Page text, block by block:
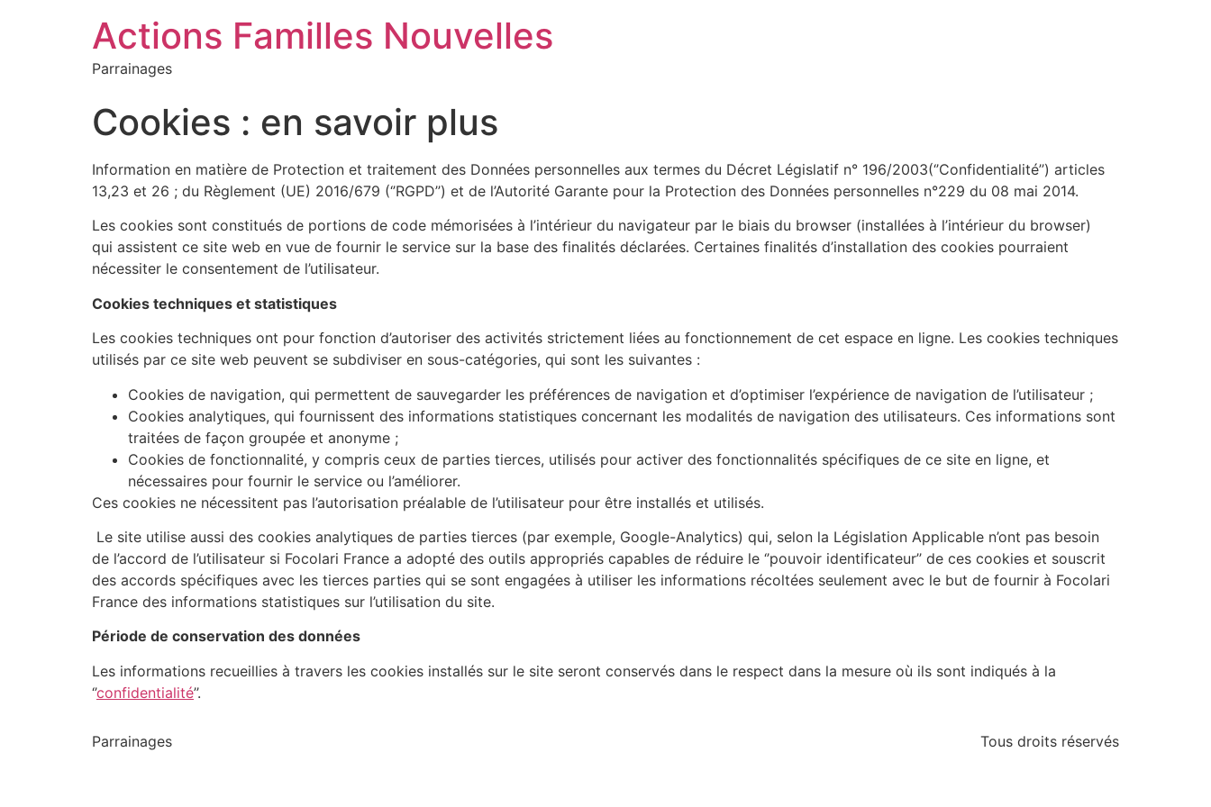
Actions Familles Nouvelles
Parrainages
Cookies : en savoir plus
Information en matière de Protection et traitement des Données personnelles aux termes du Décret Législatif n° 196/2003(‘’Confidentialité’’) articles
13,23 et 26 ; du Règlement (UE) 2016/679 (‘’RGPD’’) et de l’Autorité Garante pour la Protection des Données personnelles n°229 du 08 mai 2014.
Les cookies sont constitués de portions de code mémorisées à l’intérieur du navigateur par le biais du browser (installées à l’intérieur du browser)
qui assistent ce site web en vue de fournir le service sur la base des finalités déclarées. Certaines finalités d’installation des cookies pourraient
nécessiter le consentement de l’utilisateur.
Cookies techniques et statistiques
Les cookies techniques ont pour fonction d’autoriser des activités strictement liées au fonctionnement de cet espace en ligne. Les cookies techniques
utilisés par ce site web peuvent se subdiviser en sous-catégories, qui sont les suivantes :
Cookies de navigation, qui permettent de sauvegarder les préférences de navigation et d’optimiser l’expérience de navigation de l’utilisateur ;
Cookies analytiques, qui fournissent des informations statistiques concernant les modalités de navigation des utilisateurs. Ces informations sont
traitées de façon groupée et anonyme ;
Cookies de fonctionnalité, y compris ceux de parties tierces, utilisés pour activer des fonctionnalités spécifiques de ce site en ligne, et
nécessaires pour fournir le service ou l’améliorer.
Ces cookies ne nécessitent pas l’autorisation préalable de l’utilisateur pour être installés et utilisés.
Le site utilise aussi des cookies analytiques de parties tierces (par exemple, Google-Analytics) qui, selon la Législation Applicable n’ont pas besoin
de l’accord de l’utilisateur si Focolari France a adopté des outils appropriés capables de réduire le ‘’pouvoir identificateur’’ de ces cookies et souscrit
des accords spécifiques avec les tierces parties qui se sont engagées à utiliser les informations récoltées seulement avec le but de fournir à Focolari
France des informations statistiques sur l’utilisation du site.
Période de conservation des données
Les informations recueillies à travers les cookies installés sur le site seront conservés dans le respect dans la mesure où ils sont indiqués à la
‘’confidentialité’’.
Parrainages Tous droits réservés